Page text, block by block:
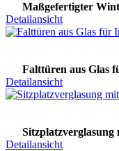
Maßgefertigter
Detailansicht
Falttüren aus Glas
Detailansicht
Sitzplatzverglasung
Detailansicht